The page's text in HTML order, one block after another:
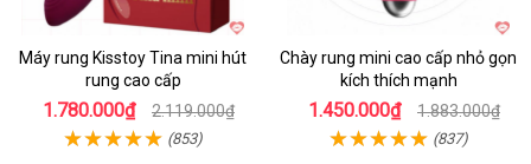
Máy rung Kisstoy Tina mini hút
rung cao cấp
1.780.000₫ 2.119.000₫
(853)
Chày rung mini cao cấp nhỏ gọn
kích thích mạnh
1.450.000₫ 1.883.000₫
(837)